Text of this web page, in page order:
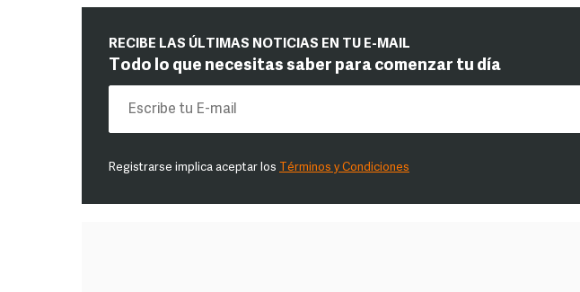
RECIBE LAS ÚLTIMAS NOTICIAS EN TU E-MAIL
Todo lo que necesitas saber para comenzar tu día
Registrarse implica aceptar los Términos y Condiciones